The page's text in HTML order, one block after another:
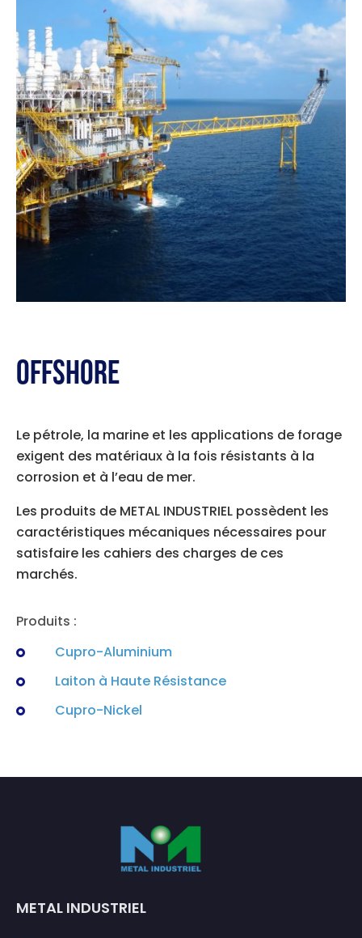
Offshore
Le pétrole, la marine et les applications de forage
exigent des matériaux à la fois résistants à la
corrosion et à l’eau de mer.
Les produits de METAL INDUSTRIEL possèdent les
caractéristiques mécaniques nécessaires pour
satisfaire les cahiers des charges de ces
marchés.
Produits :
Cupro-Aluminium
Laiton à Haute Résistance
Cupro-Nickel
METAL INDUSTRIEL